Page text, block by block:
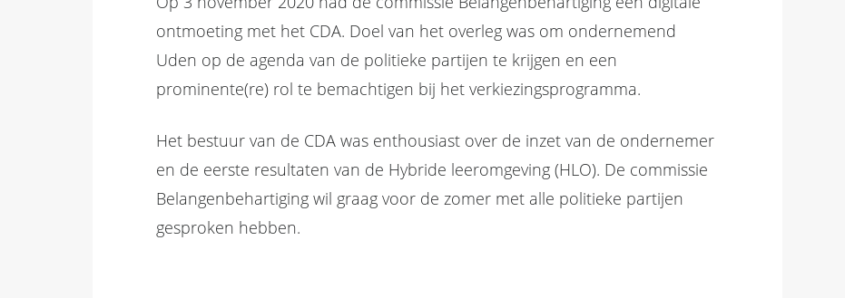
ontmoeting met het CDA. Doel van het overleg was om ondernemend
Uden op de agenda van de politieke partijen te krijgen en een
prominente(re) rol te bemachtigen bij het verkiezingsprogramma.
Het bestuur van de CDA was enthousiast over de inzet van de ondernemer
en de eerste resultaten van de Hybride leeromgeving (HLO). De commissie
Belangenbehartiging wil graag voor de zomer met alle politieke partijen
gesproken hebben.